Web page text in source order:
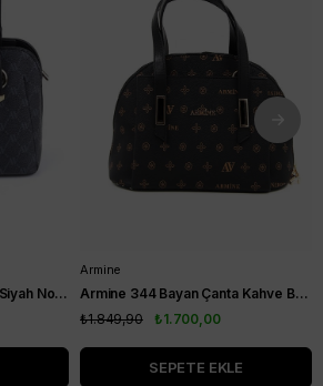
Armine 364 Bayan Çanta Siyah Noktalı
Armine
Armine 344 Bayan Çanta Kahve Baskılı
₺1.700,00
₺1.849,90
SEPETE EKLE